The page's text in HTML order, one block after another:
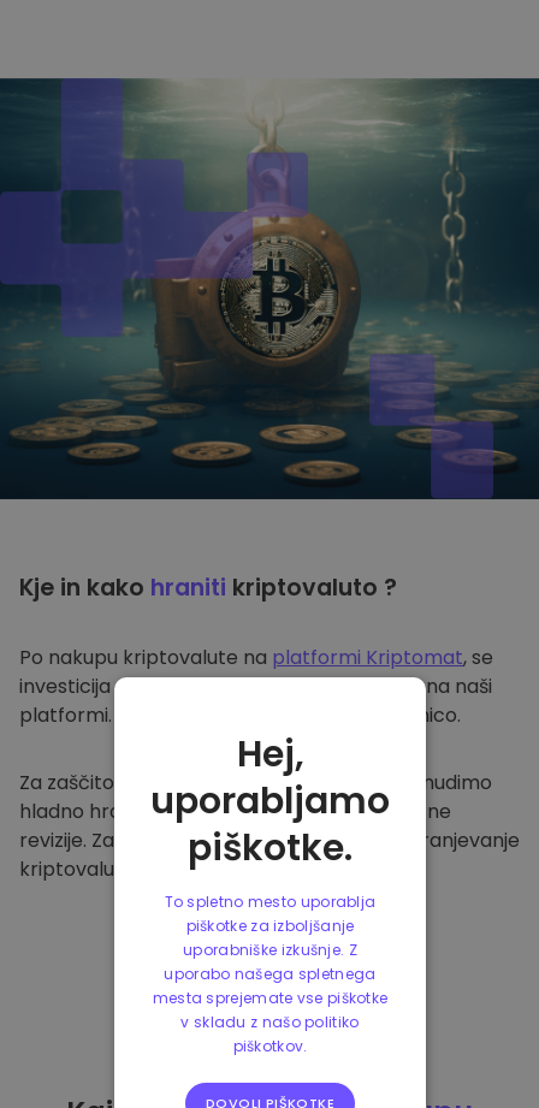
Kje in kako hraniti kriptovaluto ?
Po nakupu kriptovalute na platformi Kriptomat, se
investicija prenese v vašo varno denarnico na naši
platformi. Vsak uporabnik ima svojo denarnico.
Za zaščito naših strank in njihovih sredstev nudimo
hladno hrambo ter redno izvajamo varnostne
revizije. Zato je naša platforma varna za shranjevanje
kriptovalute in ostalih kripto naložb.
Hej,
uporabljamo
piškotke.
To spletno mesto uporablja
piškotke za izboljšanje
uporabniške izkušnje. Z
uporabo našega spletnega
mesta sprejemate vse piškotke
v skladu z našo politiko
piškotkov.
DOVOLI PIŠKOTKE